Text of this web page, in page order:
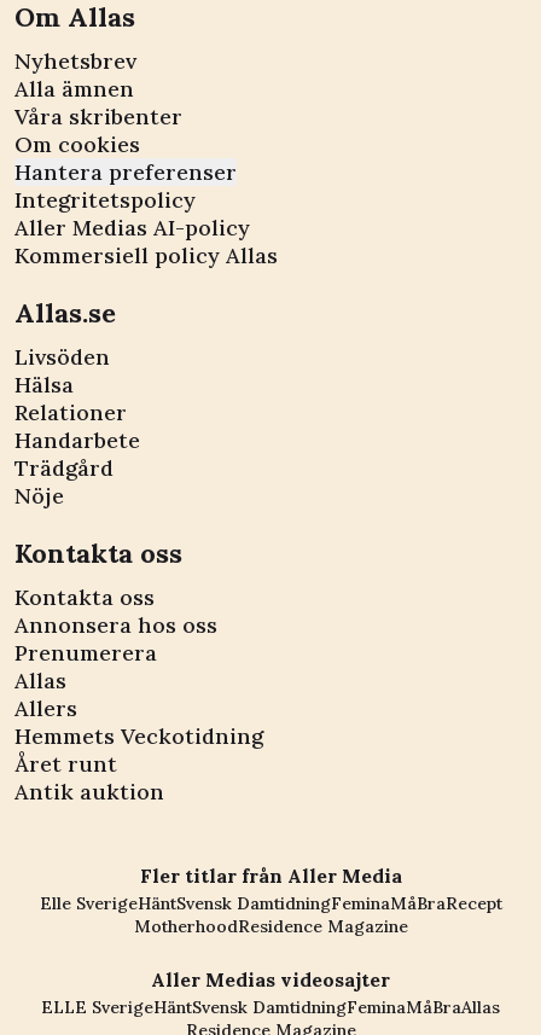
Om Allas
Nyhetsbrev
Alla ämnen
Våra skribenter
Om cookies
Hantera preferenser
Integritetspolicy
Aller Medias AI-policy
Kommersiell policy Allas
Allas.se
Livsöden
Hälsa
Relationer
Handarbete
Trädgård
Nöje
Kontakta oss
Kontakta oss
Annonsera hos oss
Prenumerera
Allas
Allers
Hemmets Veckotidning
Året runt
Antik auktion
Fler titlar från Aller Media
Elle SverigeHäntSvensk DamtidningFeminaMåBraRecept
MotherhoodResidence Magazine
Aller Medias videosajter
ELLE SverigeHäntSvensk DamtidningFeminaMåBraAllas
Residence Magazine